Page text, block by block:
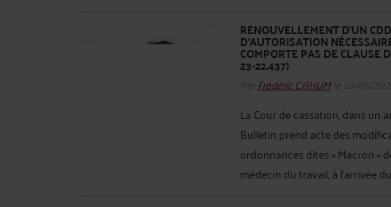
RENOUVELLEMENT D’UN
D’AUTORISATION
COMPORTE PAS DE CLAUSE
23-22.437)
Par Frédéric CHHUMle 10/05/
La Cour de cassation, dans un
Bulletin prend acte des
ordonnances dites « Macron »
médecin du travail, à l’arrivée